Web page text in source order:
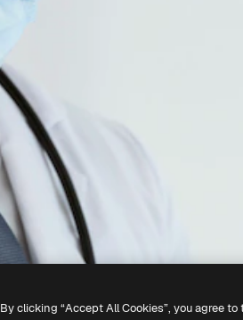
By clicking “Accept All Cookies”, you agree